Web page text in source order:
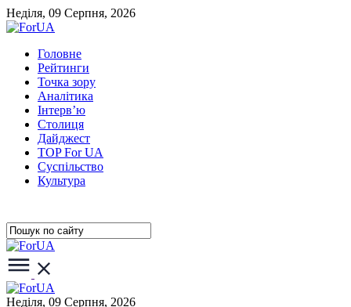
Неділя, 09 Серпня, 2026
Головне
Рейтинги
Точка зору
Аналітика
Інтерв’ю
Столиця
Дайджест
TOP For UA
Суспiльство
Культура
Неділя, 09 Серпня, 2026